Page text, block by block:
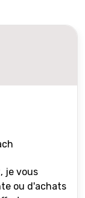
je vous
ou d'achats